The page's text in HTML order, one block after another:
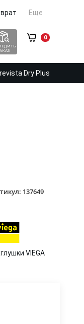
Еще
0
Dry Plus
137649
VIEGA